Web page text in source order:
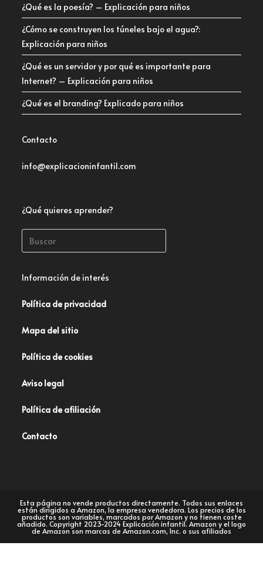
¿Qué es la poesía? – Explicación para niños
¿Cómo se construyen los túneles bajo el agua?:
Explicación para niños
¿Qué es un servidor y por qué es importante para
Internet? – Explicación para niños
¿Qué es el branding? Explicado para niños
Contacto
info@explicacioninfantil.com
¿Qué quieres aprender?
Información de interés
Política de privacidad
Mapa del sitio
Política de cookies
Aviso legal
Política de afiliación
Contacto
Esta página no vende productos directamente. Todos sus enlaces
están dirigidos a Amazon, la empresa vendedora. Los precios de los
productos son variables, marcados por Amazon y no tienen coste
añadido. Copyright 2023-2024 Explicación infantil. Amazon y el logo
de Amazon son marcas de Amazon.com, Inc. o sus afiliados